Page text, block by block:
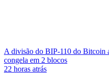
A divisão do BIP-110 do Bitcoin
congela em 2 blocos
22 horas atrás